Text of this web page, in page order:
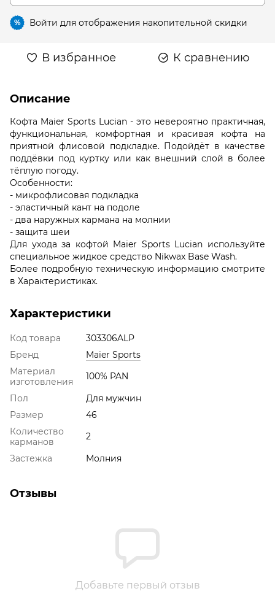
% Войти для отображения накопительной скидки
В избранное К сравнению
Описание
Кофта Maier Sports Lucian - это невероятно практичная,
функциональная, комфортная и красивая кофта на
приятной флисовой подкладке. Подойдёт в качестве
поддёвки под куртку или как внешний слой в более
тёплую погоду.
Особенности:
- микрофлисовая подкладка
- эластичный кант на подоле
- два наружных кармана на молнии
- защита шеи
Для ухода за кофтой Maier Sports Lucian используйте
специальное жидкое средство Nikwax Base Wash.
Более подробную техническую информацию смотрите
в Характеристиках.
Характеристики
Код товара
303306ALP
Бренд
Maier Sports
Материал
изготовления
100% PAN
Пол
Для мужчин
Размер
46
Количество
карманов
2
Застежка
Молния
Отзывы
Добавьте первый отзыв